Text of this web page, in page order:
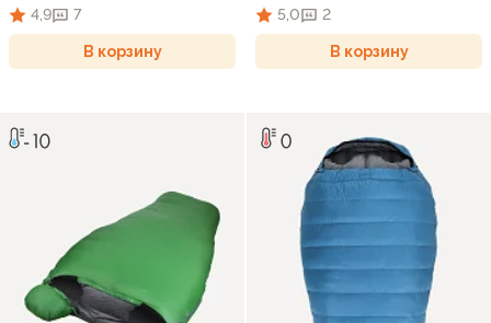
4,9 7
В корзину
5,0 2
В корзину